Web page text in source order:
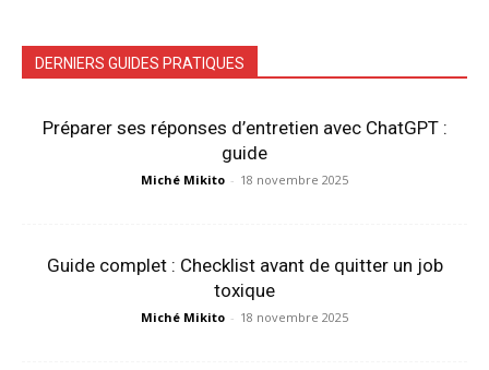
DERNIERS GUIDES PRATIQUES
Préparer ses réponses d’entretien avec ChatGPT :
guide
Miché Mikito - 18 novembre 2025
Guide complet : Checklist avant de quitter un job
toxique
Miché Mikito - 18 novembre 2025